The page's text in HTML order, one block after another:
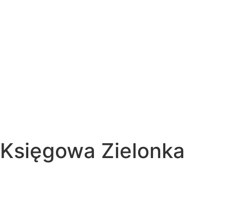
Księgowa Zielonka